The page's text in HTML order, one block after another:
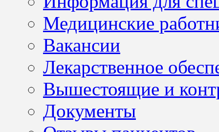
Медицинские
Вакансии
Лекарственное
Вышестоящие и
Документы